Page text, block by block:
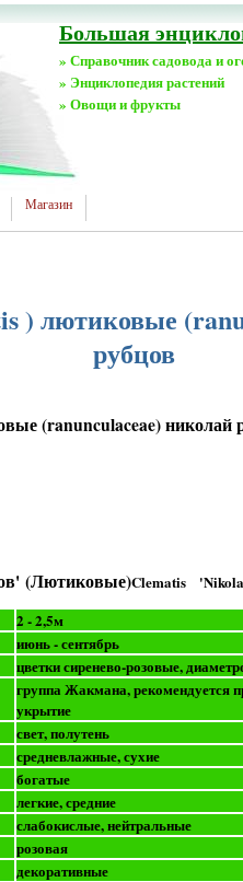
Большая
» Справочник садовода и
» Энциклопедия растений
» Овощи и фрукты
Магазин
) лютиковые
рубцов
(ranunculaceae) николай
(Лютиковые)Clematis
2 - 2,5м
июнь - сентябрь
цветки сиренево-розовые,
группа Жакмана, рекомендуется
укрытие
свет, полутень
средневлажные, сухие
богатые
легкие, средние
слабокислые, нейтральные
розовая
декоративные